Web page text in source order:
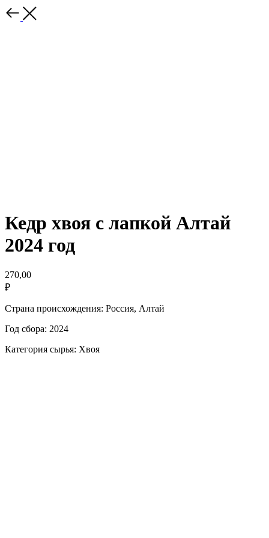
Кедр хвоя с лапкой Алтай
2024 год
270,00
₽
Страна происхождения: Россия, Алтай
Год сбора: 2024
Категория сырья: Хвоя